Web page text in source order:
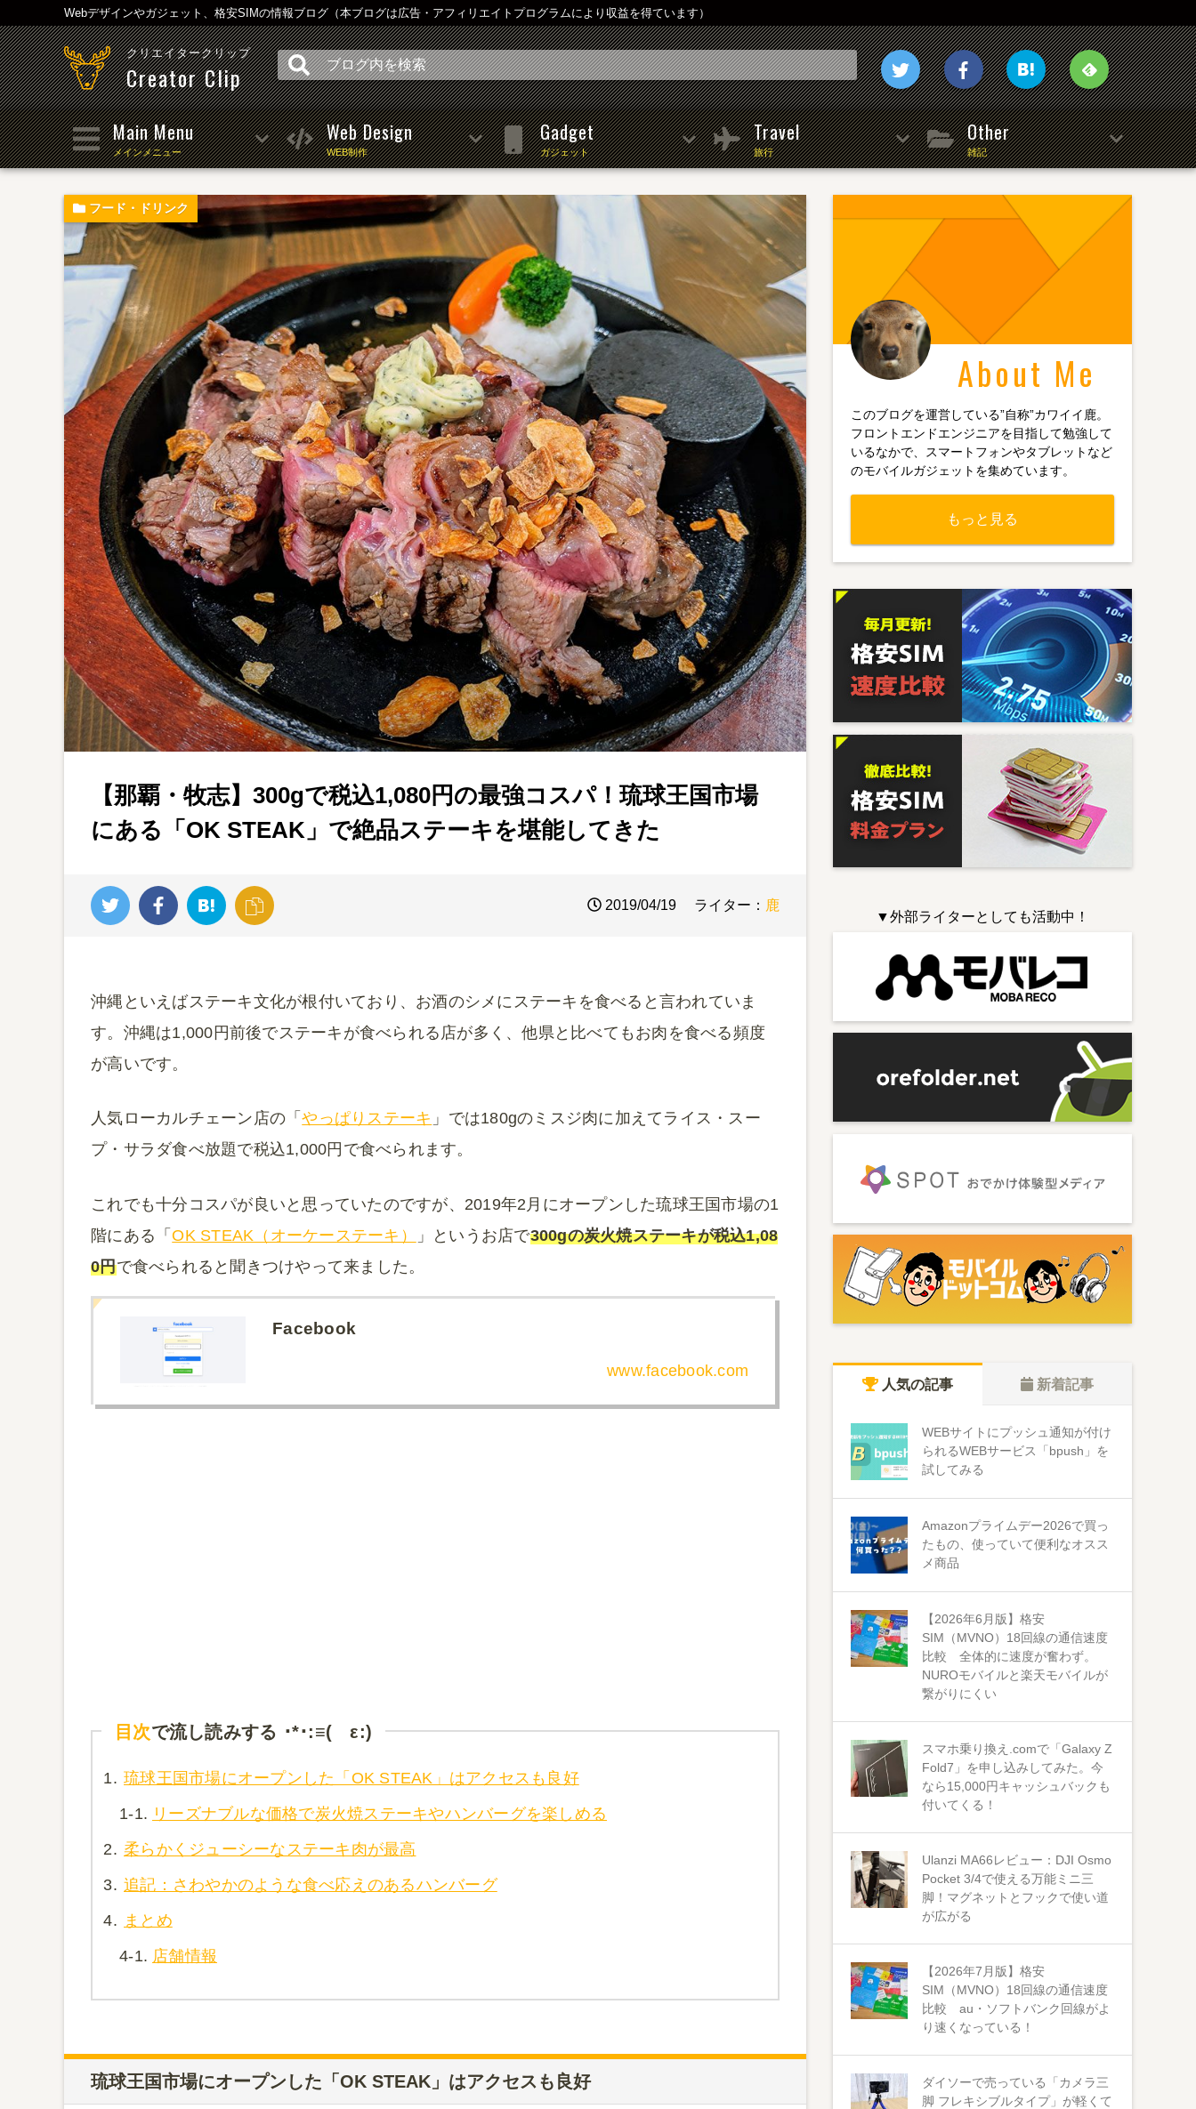
Webデザインやガジェット、格安SIMの情報ブログ（本ブログは広告・アフィリエイトプログラムにより収益を得ています）
クリエイタークリップ
Creator Clip
Main Menu
メインメニュー
Web Design
WEB制作
Gadget
ガジェット
Travel
旅行
Other
雑記
フード・ドリンク
【那覇・牧志】300gで税込1,080円の最強コスパ！琉球王国市場
にある「OK STEAK」で絶品ステーキを堪能してきた
2019/04/19 ライター： 鹿
沖縄といえばステーキ文化が根付いており、お酒のシメにステーキを食べると言われていま
す。沖縄は1,000円前後でステーキが食べられる店が多く、他県と比べてもお肉を食べる頻度
が高いです。
人気ローカルチェーン店の「やっぱりステーキ 」では180gのミスジ肉に加えてライス・スー
プ・サラダ食べ放題で税込1,000円で食べられます。
これでも十分コスパが良いと思っていたのですが、2019年2月にオープンした琉球王国市場の1
階にある「OK STEAK（オーケーステーキ） 」というお店で300gの炭火焼ステーキが税込1,08
0円で食べられると聞きつけやって来ました。
Facebook
www.facebook.com
目次で流し読みする ･*･:≡( ε:)
1. 琉球王国市場にオープンした「OK STEAK」はアクセスも良好
1-1. リーズナブルな価格で炭火焼ステーキやハンバーグを楽しめる
2. 柔らかくジューシーなステーキ肉が最高
3. 追記：さわやかのような食べ応えのあるハンバーグ
4. まとめ
4-1. 店舗情報
琉球王国市場にオープンした「OK STEAK」はアクセスも良好
About Me
このブログを運営している”自称”カワイイ鹿。
フロントエンドエンジニアを目指して勉強して
いるなかで、スマートフォンやタブレットなど
のモバイルガジェットを集めています。
もっと見る
▼外部ライターとしても活動中！
人気の記事 新着記事
WEBサイトにプッシュ通知が付け
られるWEBサービス「bpush」を
試してみる
Amazonプライムデー2026で買っ
たもの、使っていて便利なオスス
メ商品
【2026年6月版】格安
SIM（MVNO）18回線の通信速度
比較 全体的に速度が奮わず。
NUROモバイルと楽天モバイルが
繋がりにくい
スマホ乗り換え.comで「Galaxy Z
Fold7」を申し込みしてみた。今
なら15,000円キャッシュバックも
付いてくる！
Ulanzi MA66レビュー：DJI Osmo
Pocket 3/4で使える万能ミニ三
脚！マグネットとフックで使い道
が広がる
【2026年7月版】格安
SIM（MVNO）18回線の通信速度
比較 au・ソフトバンク回線がよ
り速くなっている！
ダイソーで売っている「カメラ三
脚 フレキシブルタイプ」が軽くて